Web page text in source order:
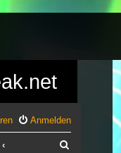
Anmelden